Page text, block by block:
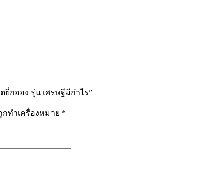
กอฮง รุ่น เศรษฐีมีกำไร”
ทำเครื่องหมาย *